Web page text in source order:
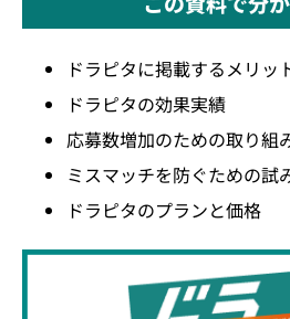
ドラピタに掲載するメリッ
ドラピタの効果実績
応募数増加のための取り組
ミスマッチを防ぐための試
ドラピタのプランと価格